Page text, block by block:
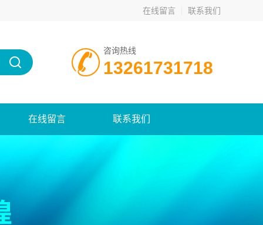
在线留言 联系我们
咨询热线
13261731718
在线留言 联系我们